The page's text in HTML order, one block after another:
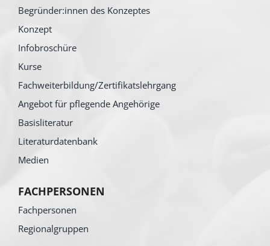
Begründer:innen des Konzeptes
Konzept
Infobroschüre
Kurse
Fachweiterbildung/Zertifikatslehrgang
Angebot für pflegende Angehörige
Basisliteratur
Literaturdatenbank
Medien
FACHPERSONEN
Fachpersonen
Regionalgruppen